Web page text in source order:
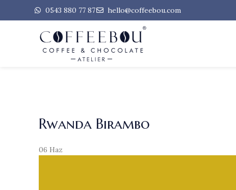
0543 880 77 87 hello@coffeebou.com
Rwanda Birambo
06 Haz